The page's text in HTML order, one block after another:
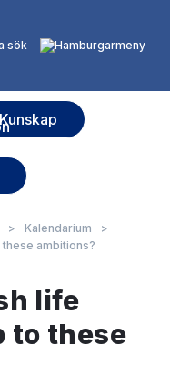
Kunskap
> Kalendarium
>
ambitions?
life
to these